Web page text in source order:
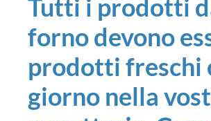
Tutti i prodotti
forno devono
prodotti freschi
giorno nella